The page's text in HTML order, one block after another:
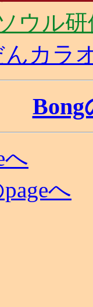
ウル研
カラ
Bong
へ
へ